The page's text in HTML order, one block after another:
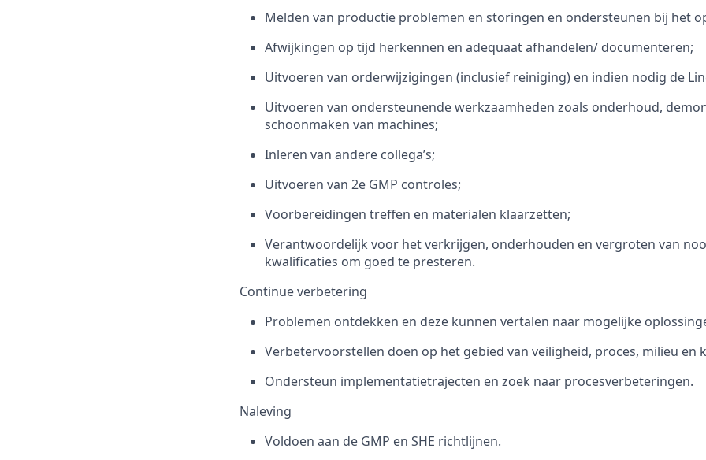
Melden van productie problemen en storingen en ondersteunen bij het
Afwijkingen op tijd herkennen en adequaat afhandelen/ documenteren;
Uitvoeren van orderwijzigingen (inclusief reiniging) en indien nodig de
Uitvoeren van ondersteunende werkzaamheden zoals onderhoud,
schoonmaken van machines;
Inleren van andere collega’s;
Uitvoeren van 2e GMP controles;
Voorbereidingen treffen en materialen klaarzetten;
Verantwoordelijk voor het verkrijgen, onderhouden en vergroten van
kwalificaties om goed te presteren.
Continue verbetering
Problemen ontdekken en deze kunnen vertalen naar mogelijke
Verbetervoorstellen doen op het gebied van veiligheid, proces, milieu en
Ondersteun implementatietrajecten en zoek naar procesverbeteringen.
Naleving
Voldoen aan de GMP en SHE richtlijnen.